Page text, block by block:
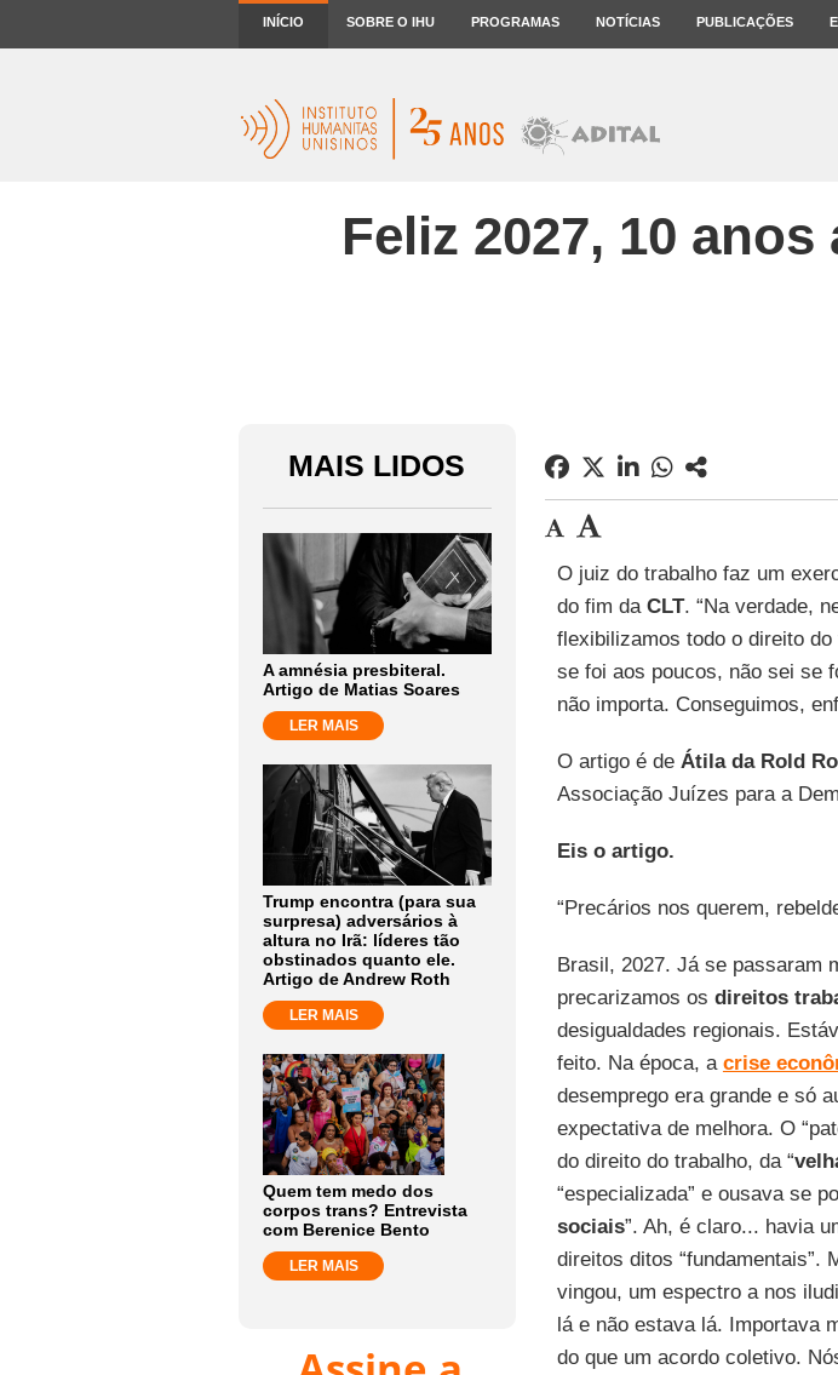
INÍCIO SOBRE O IHU PROGRAMAS NOTÍCIAS PUBLICAÇÕES
Feliz 2027, 10
MAIS LIDOS
A amnésia presbiteral.
Artigo de Matias Soares
LER MAIS
Trump encontra (para sua
surpresa) adversários à
altura no Irã: líderes tão
obstinados quanto ele.
Artigo de Andrew Roth
LER MAIS
Quem tem medo dos
corpos trans? Entrevista
com Berenice Bento
LER MAIS
O juiz do trabalho faz um
do fim da CLT. “Na verdade,
flexibilizamos todo o direito
se foi aos poucos, não sei se
não importa. Conseguimos,
O artigo é de Átila da Rold
Associação Juízes para a
Eis o artigo.
“Precários nos querem,
Brasil, 2027. Já se passaram
precarizamos os direitos
desigualdades regionais.
feito. Na época, a crise
desemprego era grande e só
expectativa de melhora. O
do direito do trabalho, da “
“especializada” e ousava se
sociais”. Ah, é claro... havia
direitos ditos “fundamentais”.
vingou, um espectro a nos
lá e não estava lá. Importava
do que um acordo coletivo.